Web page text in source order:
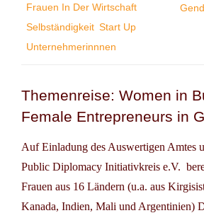
Frauen In Der Wirtschaft
Selbständigkeit Start Up
Unternehmerinnnen
Themenreise: Women in
Female Entrepreneurs in
Auf Einladung des Auswertigen Amtes
Public Diplomacy Initiativkreis e.V.
Frauen aus 16 Ländern (u.a. aus
Kanada, Indien, Mali und Argentinien)